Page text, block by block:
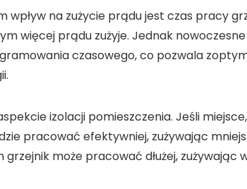
wpływ na zużycie prądu jest czas pracy
więcej prądu zużyje. Jednak
czasowego, co pozwala
izolacji pomieszczenia. Jeśli
pracować efektywniej, zużywając
może pracować dłużej, zużywając